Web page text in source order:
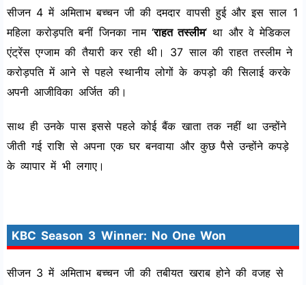
सीजन 4 में अमिताभ बच्चन जी की दमदार वापसी हुई और इस साल 1
महिला करोड़पति बनीं जिनका नाम ‘राहत तस्लीम‘ था और वे मेडिकल
एंट्रेंस एग्जाम की तैयारी कर रही थी। 37 साल की राहत तस्लीम ने
करोड़पति में आने से पहले स्थानीय लोगों के कपड़ो की सिलाई करके
अपनी आजीविका अर्जित की।
साथ ही उनके पास इससे पहले कोई बैंक खाता तक नहीं था उन्होंने
जीती गई राशि से अपना एक घर बनवाया और कुछ पैसे उन्होंने कपड़े
के व्यापार में भी लगाए।
KBC Season 3 Winner: No One Won
सीजन 3 में अमिताभ बच्चन जी की तबीयत खराब होने की वजह से